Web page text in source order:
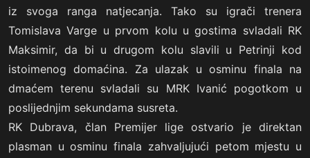
iz svoga ranga natjecanja. Tako su igrači trenera
Tomislava Varge u prvom kolu u gostima svladali RK
Maksimir, da bi u drugom kolu slavili u Petrinji kod
istoimenog domaćina. Za ulazak u osminu finala na
dmaćem terenu svladali su MRK Ivanić pogotkom u
poslijednjim sekundama susreta.
RK Dubrava, član Premijer lige ostvario je direktan
plasman u osminu finala zahvaljujući petom mjestu u